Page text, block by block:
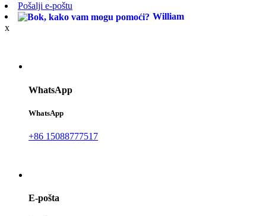
Pošalji e-poštu
William
x
WhatsApp
WhatsApp
+86 15088777517
E-pošta